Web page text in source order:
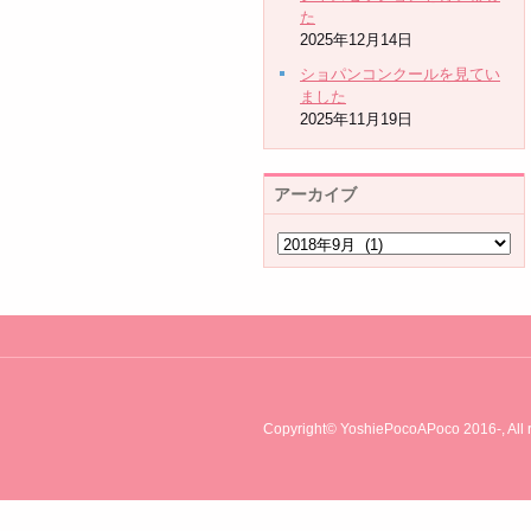
た
2025年12月14日
ショパンコンクールを見てい
ました
2025年11月19日
アーカイブ
Copyright© YoshiePocoAPoco 2016-, All